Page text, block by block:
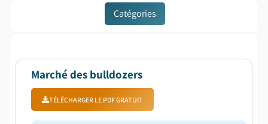
Catégories
Marché des bulldozers
TÉLÉCHARGER LE PDF GRATUIT